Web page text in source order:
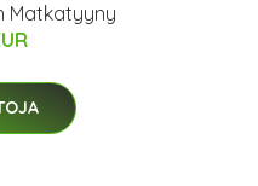
Matkatyyny